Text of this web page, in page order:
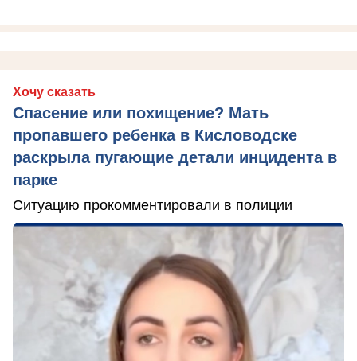
Хочу сказать
Спасение или похищение? Мать
пропавшего ребенка в Кисловодске
раскрыла пугающие детали инцидента в
парке
Ситуацию прокомментировали в полиции